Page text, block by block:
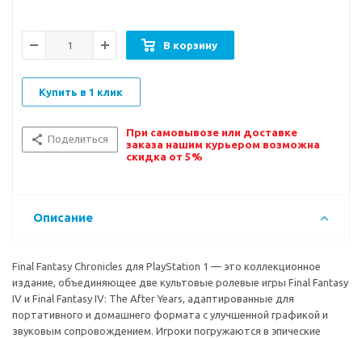
В корзину
Купить в 1 клик
Поделиться
При самовывозе или доставке
заказа нашим курьером возможна
скидка от 5%
Описание
Final Fantasy Chronicles для PlayStation 1 — это коллекционное
издание, объединяющее две культовые ролевые игры Final Fantasy
IV и Final Fantasy IV: The After Years, адаптированные для
портативного и домашнего формата с улучшенной графикой и
звуковым сопровождением. Игроки погружаются в эпические